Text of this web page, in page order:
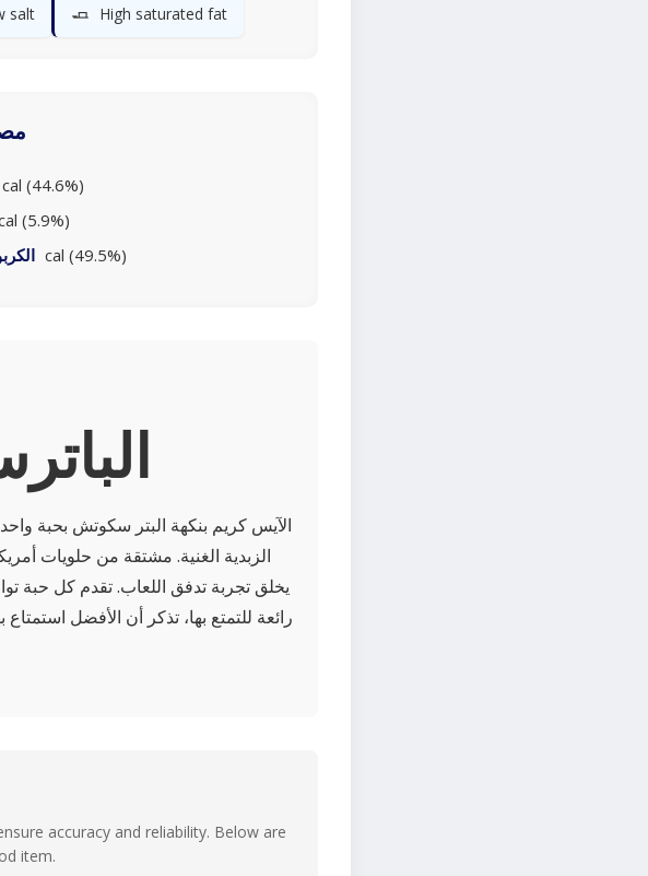
salt 🧈 High saturated fat
214 cal (44.6%)
cal (5.9%)
238 cal (49.5%)
الآيس كريم بنكهة البتر سكوتش بحبة
الزبدية الغنية. مشتقة من حلويات
يخلق تجربة تدفق اللعاب. تقدم كل حبة
رائعة للتمتع بها، تذكر أن الأفضل
accuracy and reliability. Below are
item.